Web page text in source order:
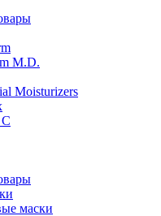
M.D.
Moisturizers
маски